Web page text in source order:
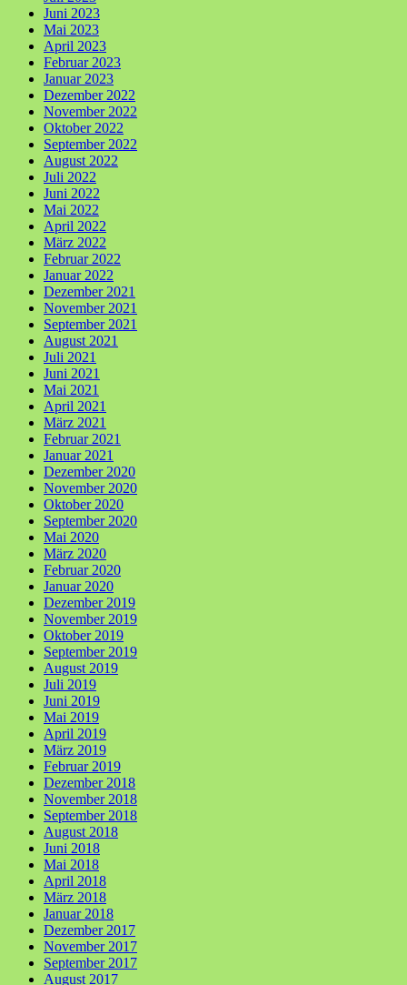
Juni 2023
Mai 2023
April 2023
Februar 2023
Januar 2023
Dezember 2022
November 2022
Oktober 2022
September 2022
August 2022
Juli 2022
Juni 2022
Mai 2022
April 2022
März 2022
Februar 2022
Januar 2022
Dezember 2021
November 2021
September 2021
August 2021
Juli 2021
Juni 2021
Mai 2021
April 2021
März 2021
Februar 2021
Januar 2021
Dezember 2020
November 2020
Oktober 2020
September 2020
Mai 2020
März 2020
Februar 2020
Januar 2020
Dezember 2019
November 2019
Oktober 2019
September 2019
August 2019
Juli 2019
Juni 2019
Mai 2019
April 2019
März 2019
Februar 2019
Dezember 2018
November 2018
September 2018
August 2018
Juni 2018
Mai 2018
April 2018
März 2018
Januar 2018
Dezember 2017
November 2017
September 2017
August 2017